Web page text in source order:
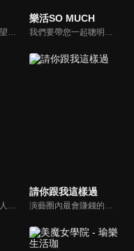
樂活SO MUCH
結合醫療專業及全人關懷的新型態節目，主持人黃瑽寧醫師親訪家庭，跨領域醫療顧問團全方位檢視，提供最完整、實用和正確的資訊來守護孩子的健康。
請你跟我這樣過
演藝圈內最會賺錢的侯昌明，以親身經歷教你理財；採訪經歷豐沛的黃文華，把所見所聞通通報你哉。不論是理財知識、兩性問題、生活資訊，完全貼近市井小民的所需所求，保證讓你生活過更好！